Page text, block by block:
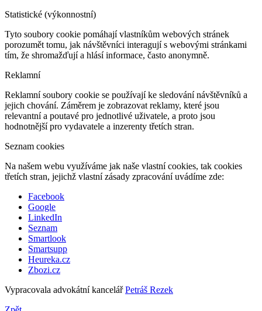
Statistické (výkonnostní)
Tyto soubory cookie pomáhají vlastníkům webových stránek
porozumět tomu, jak návštěvníci interagují s webovými stránkami
tím, že shromažďují a hlásí informace, často anonymně.
Reklamní
Reklamní soubory cookie se používají ke sledování návštěvníků a
jejich chování. Záměrem je zobrazovat reklamy, které jsou
relevantní a poutavé pro jednotlivé uživatele, a proto jsou
hodnotnější pro vydavatele a inzerenty třetích stran.
Seznam cookies
Na našem webu využíváme jak naše vlastní cookies, tak cookies
třetích stran, jejichž vlastní zásady zpracování uvádíme zde:
Facebook
Google
LinkedIn
Seznam
Smartlook
Smartsupp
Heureka.cz
Zbozi.cz
Vypracovala advokátní kancelářPetráš Rezek